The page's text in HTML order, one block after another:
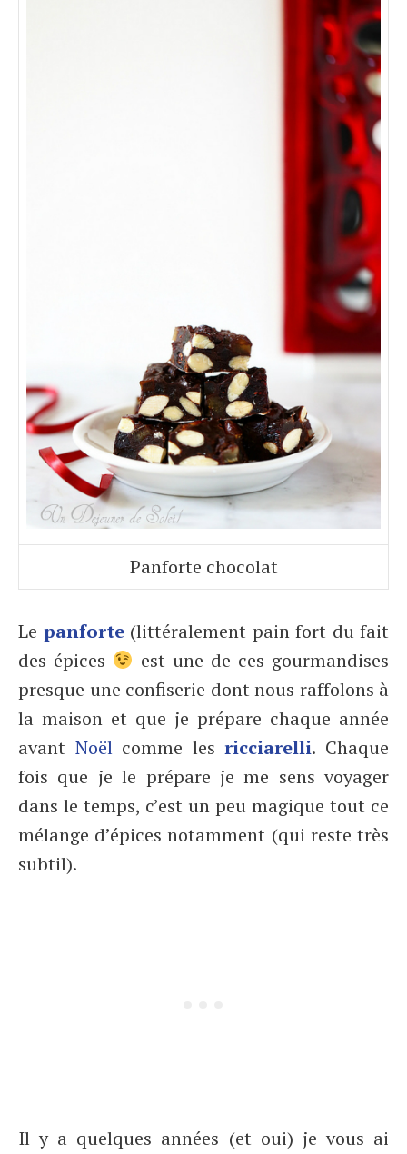
Panforte chocolat
Le panforte(littéralement pain fort du fait
des épices
est une de ces gourmandises
presque une confiserie dont nous raffolons à
la maison et que je prépare chaque année
avant Noëlcomme lesricciarelli. Chaque
fois que je le prépare je me sens voyager
dans le temps, c’est un peu magique tout ce
mélange d’épices notamment (qui reste très
subtil).
Il y a quelques années (et oui) je vous ai